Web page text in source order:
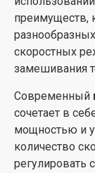
преимуществ,
скоростных
замешивания
Современный
сочетает в
мощностью и
количество
регулировать